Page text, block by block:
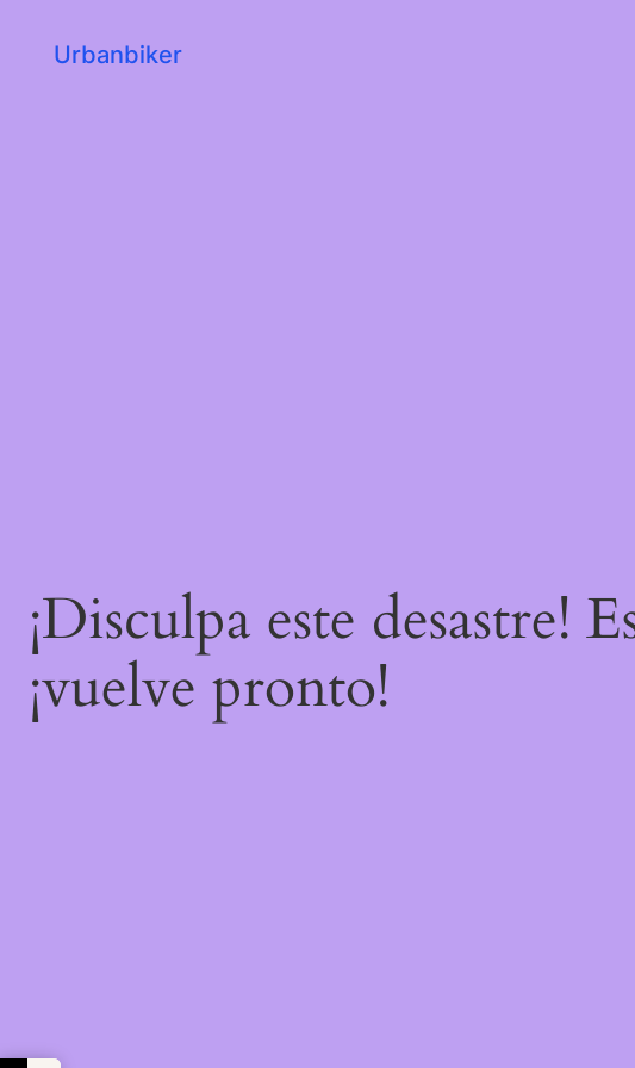
Urbanbiker
¡Disculpa este desastre!
¡vuelve pronto!